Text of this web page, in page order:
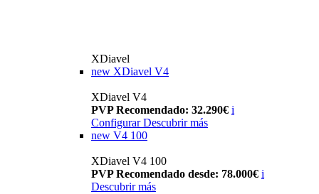
XDiavel
new XDiavel V4
XDiavel V4
PVP Recomendado: 32.290€ i
Configurar Descubrir más
new V4 100
XDiavel V4 100
PVP Recomendado desde: 78.000€ i
Descubrir más